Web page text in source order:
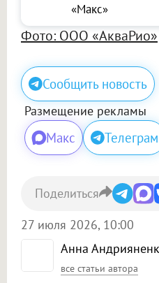
«Макс»
Фото: ООО «АкваРио»
Сообщить новость
Размещение рекламы
Макс Телеграм
Анна
все статьи автора
27 июля 2026, 10:00
Поделиться